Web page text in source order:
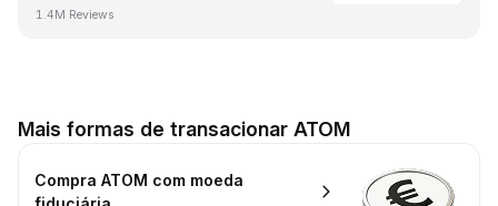
1.4M Reviews
Mais formas de transacionar ATOM
Compra ATOM com moeda